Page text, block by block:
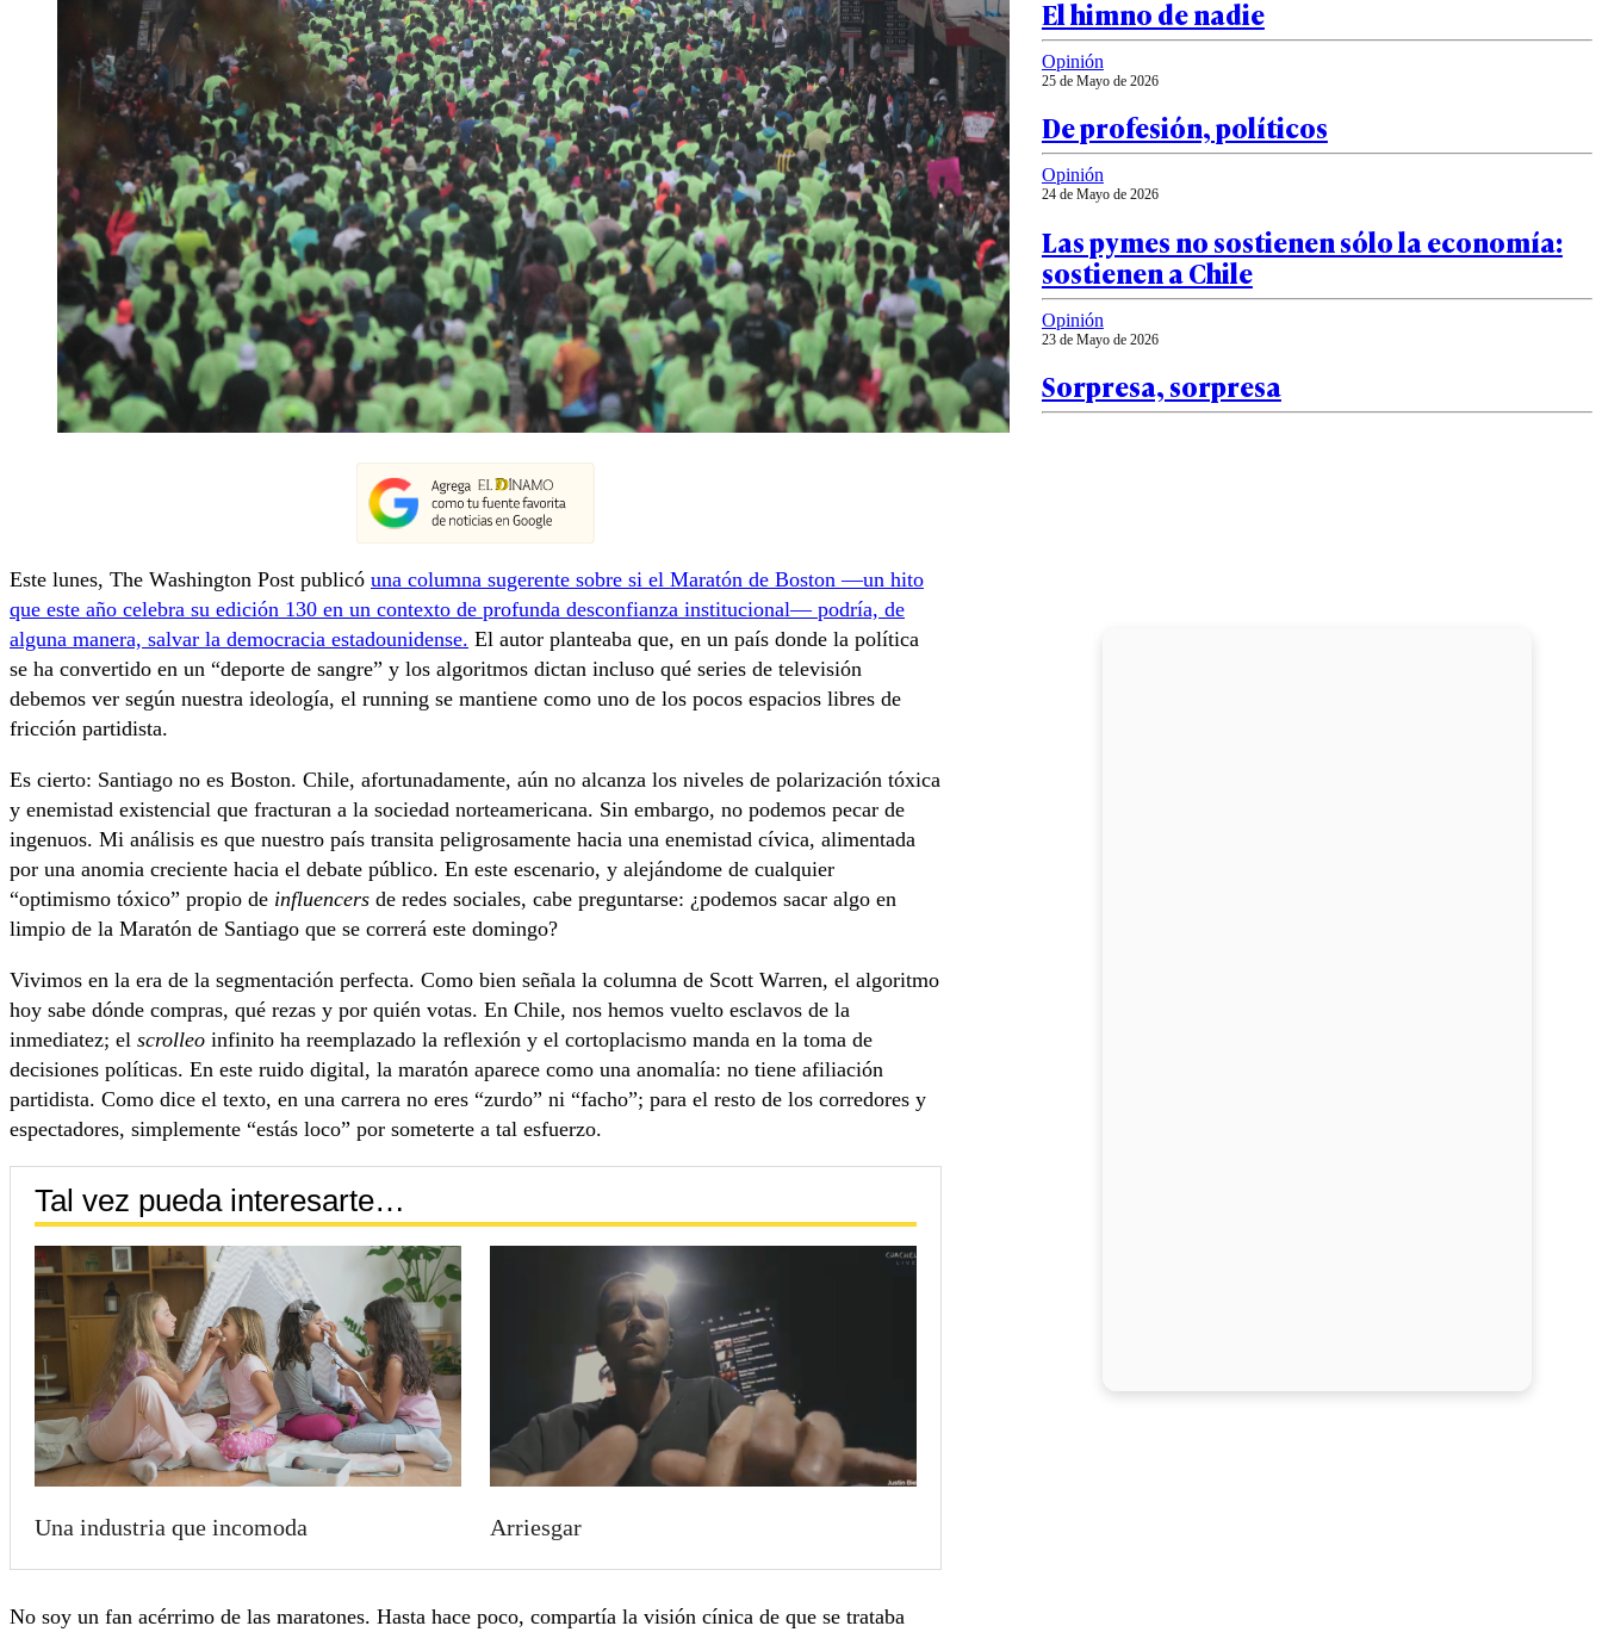
Este lunes, The Washington Post publicó una columna sugerente sobre si el Maratón de Boston —un hito
que este año celebra su edición 130 en un contexto de profunda desconfianza institucional— podría, de
alguna manera, salvar la democracia estadounidense. El autor planteaba que, en un país donde la política
se ha convertido en un “deporte de sangre” y los algoritmos dictan incluso qué series de televisión
debemos ver según nuestra ideología, el running se mantiene como uno de los pocos espacios libres de
fricción partidista.
Es cierto: Santiago no es Boston. Chile, afortunadamente, aún no alcanza los niveles de polarización tóxica
y enemistad existencial que fracturan a la sociedad norteamericana. Sin embargo, no podemos pecar de
ingenuos. Mi análisis es que nuestro país transita peligrosamente hacia una enemistad cívica, alimentada
por una anomia creciente hacia el debate público. En este escenario, y alejándome de cualquier
“optimismo tóxico” propio de influencers de redes sociales, cabe preguntarse: ¿podemos sacar algo en
limpio de la Maratón de Santiago que se correrá este domingo?
Vivimos en la era de la segmentación perfecta. Como bien señala la columna de Scott Warren, el algoritmo
hoy sabe dónde compras, qué rezas y por quién votas. En Chile, nos hemos vuelto esclavos de la
inmediatez; el scrolleo infinito ha reemplazado la reflexión y el cortoplacismo manda en la toma de
decisiones políticas. En este ruido digital, la maratón aparece como una anomalía: no tiene afiliación
partidista. Como dice el texto, en una carrera no eres “zurdo” ni “facho”; para el resto de los corredores y
espectadores, simplemente “estás loco” por someterte a tal esfuerzo.
Tal vez pueda interesarte…
Una industria que incomoda Arriesgar
No soy un fan acérrimo de las maratones. Hasta hace poco, compartía la visión cínica de que se trataba
El himno de nadie
Opinión
25 de Mayo de 2026
De profesión, políticos
Opinión
24 de Mayo de 2026
Las pymes no sostienen sólo la economía:
sostienen a Chile
Opinión
23 de Mayo de 2026
Sorpresa, sorpresa